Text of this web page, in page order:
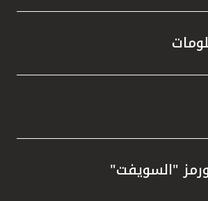
"السويفت"